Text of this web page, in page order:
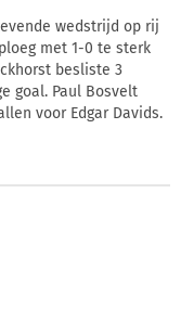
wedstrijd op rij
met 1-0 te sterk
besliste 3
goal. Paul Bosvelt
voor Edgar Davids.